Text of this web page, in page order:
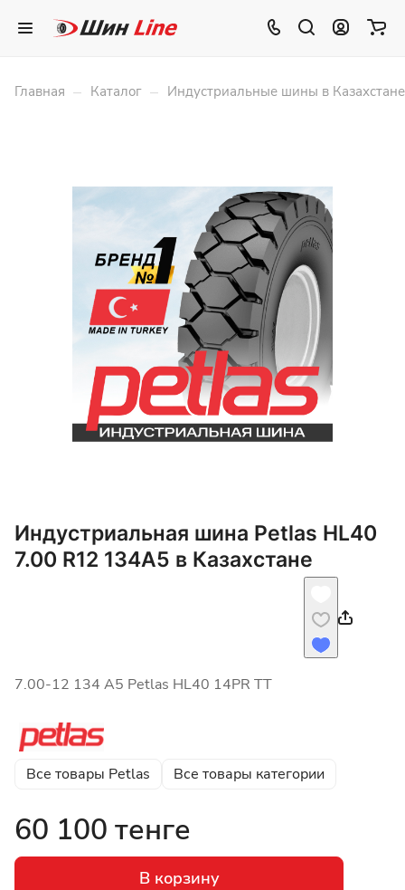
Главная – Каталог – Индустриальные шины в Казахстане
Индустриальная шина Petlas HL40
7.00 R12 134A5 в Казахстане
7.00-12 134 A5 Petlas HL40 14PR TT
Все товары Petlas Все товары категории
60 100 тенге
В корзину